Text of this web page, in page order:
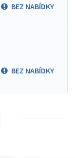
BEZ NABÍDKY
BEZ NABÍDKY